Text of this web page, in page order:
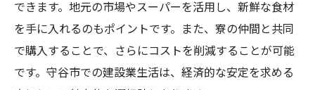
できます。地元の市場やスーパーを活用し、新鮮な食材
を手に入れるのもポイントです。また、寮の仲間と共同
で購入することで、さらにコストを削減することが可能
です。守谷市での建設業生活は、経済的な安定を求める